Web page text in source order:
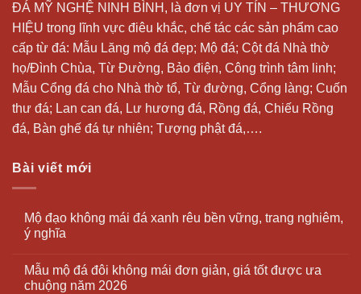
ĐÁ MỸ NGHỆ NINH BÌNH, là đơn vị UY TÍN – THƯƠNG
HIỆU trong lĩnh vực điêu khắc, chế tác các sản phẩm cao
cấp từ đá: Mẫu Lăng mộ đá đẹp; Mộ đá; Cột đá Nhà thờ
họ/Đình Chùa, Từ Đường, Bảo điện, Công trình tâm linh;
Mẫu Cổng đá cho Nhà thờ tổ, Từ đường, Cổng làng; Cuốn
thư đá; Lan can đá, Lư hương đá, Rồng đá, Chiếu Rồng
đá, Bàn ghế đá tự nhiên; Tượng phật đá,….
Bài viết mới
Mộ đạo không mái đá xanh rêu bền vững, trang nghiêm,
ý nghĩa
Mẫu mộ đá đôi không mái đơn giản, giá tốt được ưa
chuộng năm 2026